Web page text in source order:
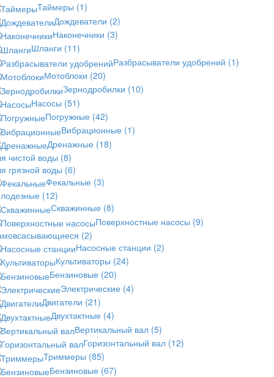
Таймеры (1)
Дождеватели (2)
Наконечники (3)
Шланги (11)
Разбрасыватели удобрений (1)
Мотоблоки (20)
Зернодробилки (10)
Насосы (51)
Погружные (42)
Вибрационные (1)
Дренажные (18)
чистой воды (8)
грязной воды (6)
Фекальные (3)
(12)
Скважинные (8)
Поверхностные насосы (9)
(2)
Насосные станции (2)
Культиваторы (24)
Бензиновые (20)
Электрические (4)
Двигатели (21)
Двухтактные (4)
Вертикальный вал (5)
Горизонтальный вал (12)
Триммеры (85)
Бензиновые (67)